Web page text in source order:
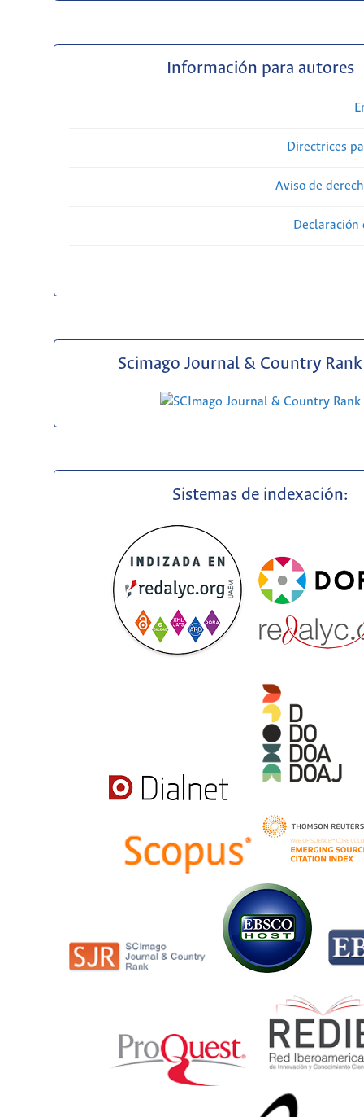
Información para autores
Directrices
Aviso de
Scimago Journal & Country Rank
Sistemas de indexación: